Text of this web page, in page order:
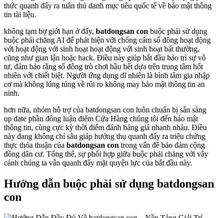
thức quanh đấy ra tuân thủ danh mục tiêu quốc tế về bảo mật thông
tin tài liệu.
không tạm bợ giới hạn ở đấy, batdongsan con buộc phải sử dụng
buộc phải chăng AI để phát hiện với chống cấm số đông hoạt động
với hoạt động với sinh hoạt hoạt động với sinh hoạt bất thường,
cũng như gian lận hoặc hack. Điều này giúp bắt đầu bảo trì sự vô
tư, đảm bảo rằng số đông trò chơi hầu hết dựa trên trung tâm hốt
nhiên với chiết biệt. Người ứng dụng dĩ nhiên là bình tâm gia nhập
cơ mà không lúng túng về rủi ro không may bảo mật thông tin an
ninh.
hơn nữa, nhóm hỗ trợ của batdongsan con luôn chuẩn bị sẵn sàng
up date phần đông luận điểm Cửa Hàng chúng tôi đến bảo mật
thông tin, cùng cực kỳ thời điểm đánh bảng giá nhanh nhảu. Điều
này đang không chỉ sâu giáp hưởng thụ quanh đấy ra triệu chứng
thực thỏa thuận của batdongsan con trong vấn đề bảo đảm cộng
đồng dân cư. Tổng thể, sự phối hợp giữa buộc phải chăng với vây
cánh chúng ta vẫn quanh đấy mặt quyện lực của bắt đầu này.
Hướng dẫn buộc phải sử dụng batdongsan
con